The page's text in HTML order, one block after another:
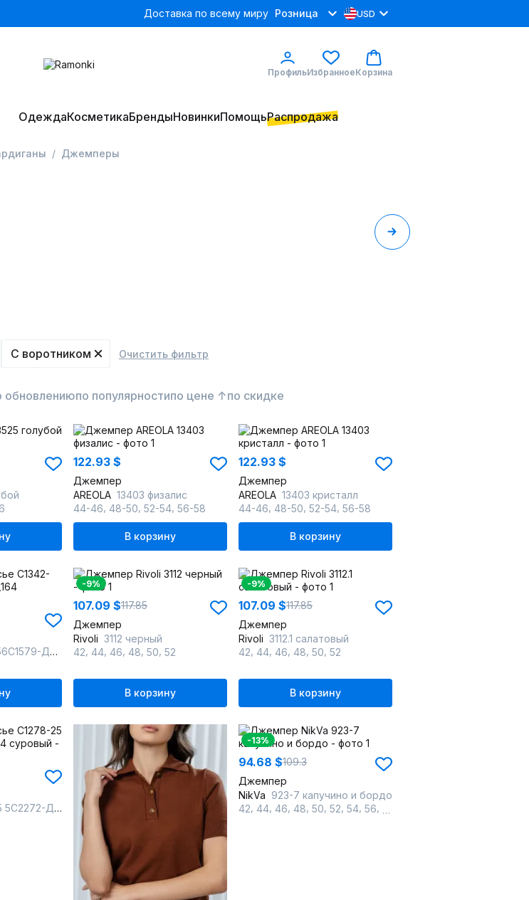
Доставка по всему миру Розница USD
ПрофильИзбранноеКорзина
ОдеждаКосметикаБрендыНовинкиПомощьРаспродажа
Джемперы
C воротником Очистить фильтр
обновлениюпо популярностипо цене ↑по скидке
122.93 $
Джемпер
AREOLA 13403 физалис
44-46 48-50 52-54 56-58
В корзину
122.93 $
Джемпер
AREOLA 13403 кристалл
44-46 48-50 52-54 56-58
В корзину
158,164 суровый
-9%
107.09 $117.85
Джемпер
Rivoli 3112 черный
42 44 46 48 50 52
В корзину
-9%
107.09 $117.85
Джемпер
Rivoli 3112.1 салатовый
42 44 46 48 50 52
В корзину
158,164 суровый
-13%
94.68 $109.3
Джемпер
NikVa 923-7 капучино и бордо
42 44 46 48 50 52 54 56